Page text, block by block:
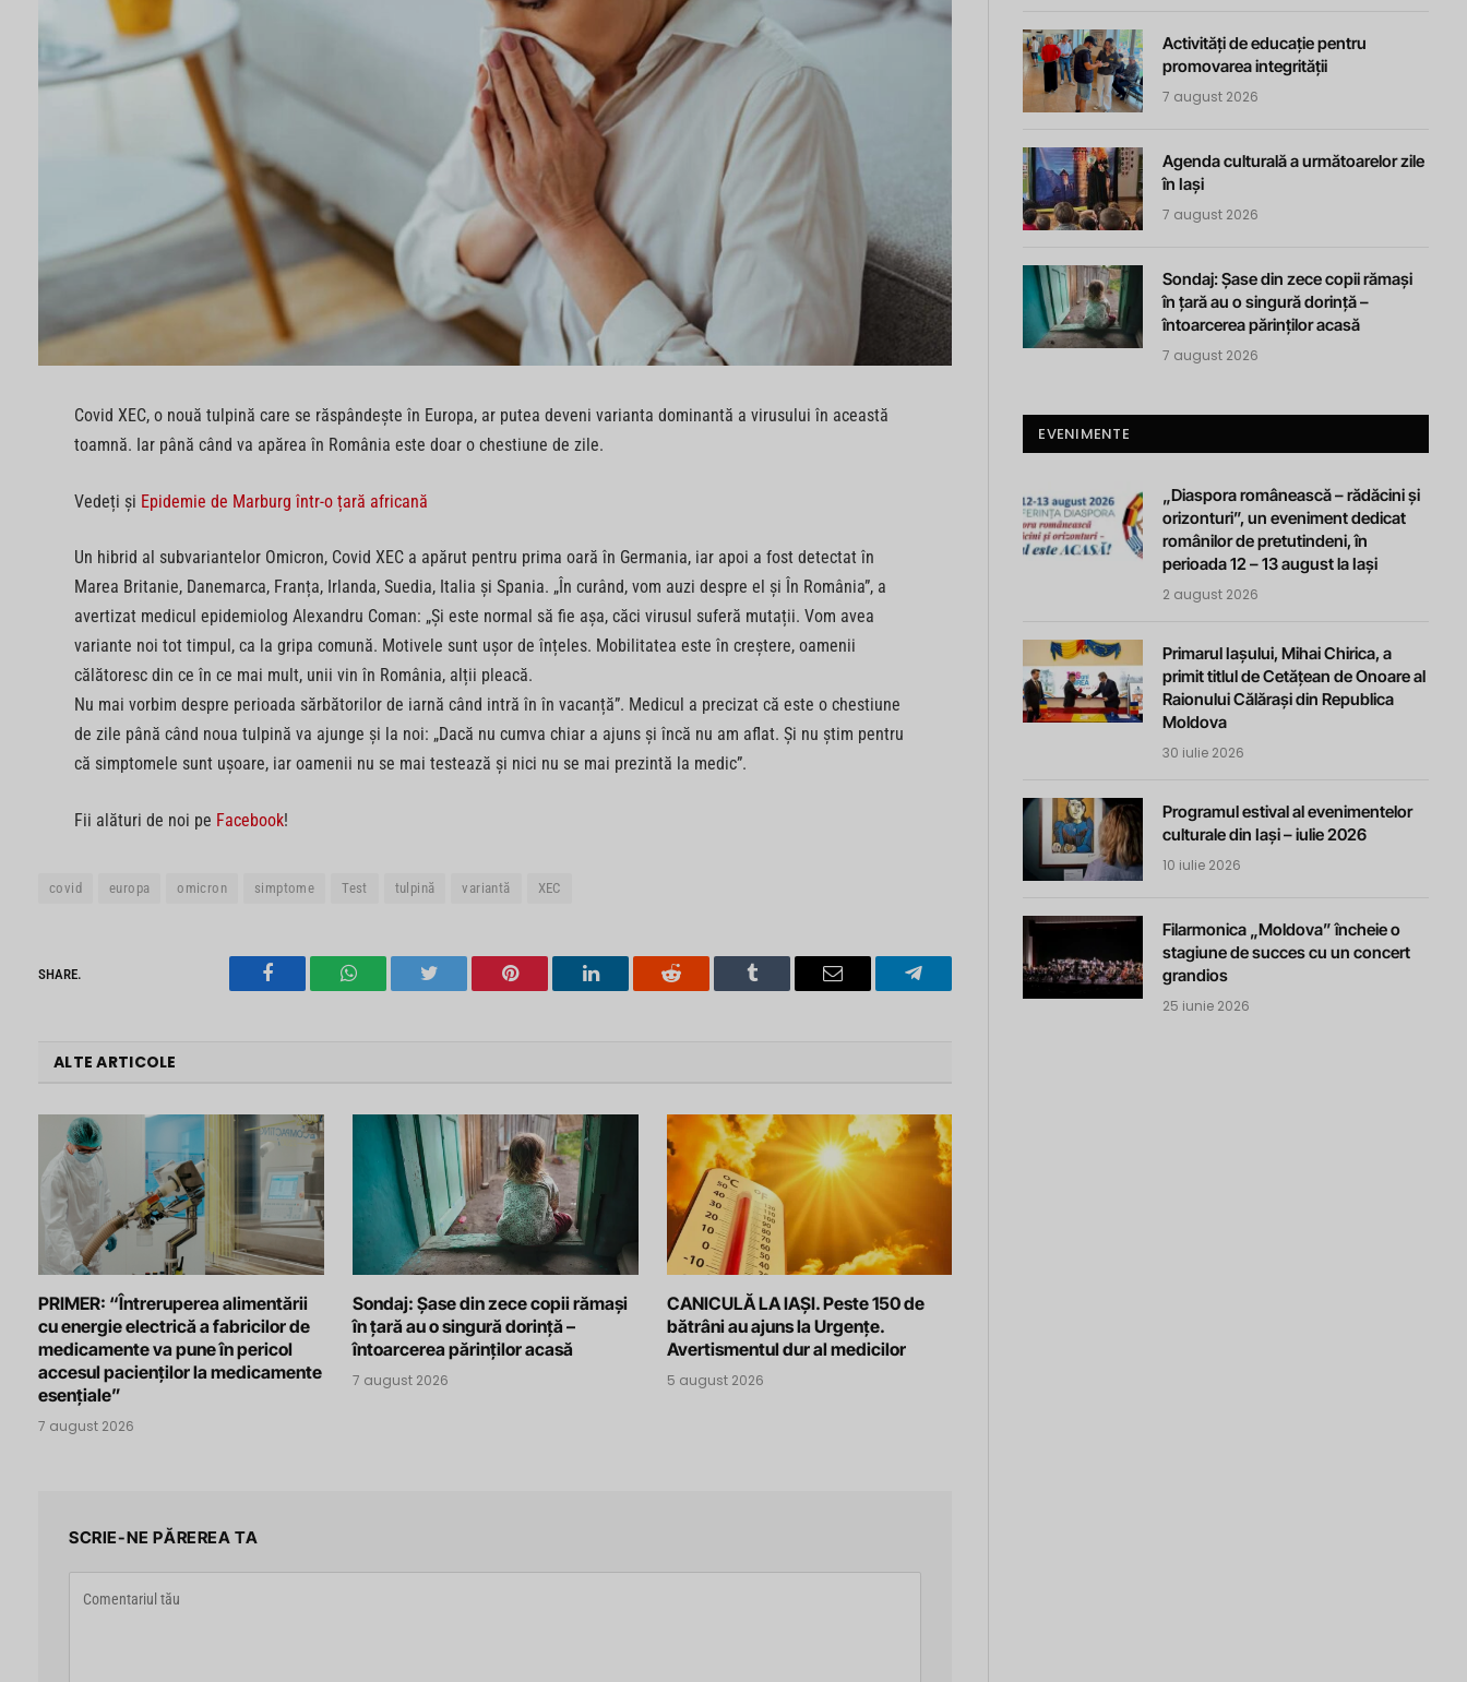
Covid XEC, o nouă tulpină care se răspândește în Europa, ar putea deveni varianta dominantă a virusului în această
toamnă. Iar până când va apărea în România este doar o chestiune de zile.
Vedeți și Epidemie de Marburg într-o țară africană
Un hibrid al subvariantelor Omicron, Covid XEC a apărut pentru prima oară în Germania, iar apoi a fost detectat în
Marea Britanie, Danemarca, Franța, Irlanda, Suedia, Italia și Spania. „În curând, vom auzi despre el și În România”, a
avertizat medicul epidemiolog Alexandru Coman: „Și este normal să fie așa, căci virusul suferă mutații. Vom avea
variante noi tot timpul, ca la gripa comună. Motivele sunt ușor de înțeles. Mobilitatea este în creștere, oamenii
călătoresc din ce în ce mai mult, unii vin în România, alții pleacă.
Nu mai vorbim despre perioada sărbătorilor de iarnă când intră în în vacanță”. Medicul a precizat că este o chestiune
de zile până când noua tulpină va ajunge și la noi: „Dacă nu cumva chiar a ajuns și încă nu am aflat. Și nu știm pentru
că simptomele sunt ușoare, iar oamenii nu se mai testează și nici nu se mai prezintă la medic”.
Fii alături de noi pe Facebook!
covid europa omicron simptome Test tulpină variantă XEC
SHARE.
Facebook WhatsAppTwitter Pinterest LinkedIn Reddit Tumblr Email Telegram
ALTE ARTICOLE
PRIMER: “Întreruperea alimentării
cu energie electrică a fabricilor de
medicamente va pune în pericol
accesul pacienților la medicamente
esențiale”
7 august 2026
Sondaj: Șase din zece copii rămași
în țară au o singură dorință –
întoarcerea părinților acasă
7 august 2026
CANICULĂ LA IAȘI. Peste 150 de
bătrâni au ajuns la Urgențe.
Avertismentul dur al medicilor
5 august 2026
SCRIE-NE PĂREREA TA
Activități de educație pentru
promovarea integrității
7 august 2026
Agenda culturală a următoarelor zile
în Iași
7 august 2026
Sondaj: Șase din zece copii rămași
în țară au o singură dorință –
întoarcerea părinților acasă
7 august 2026
EVENIMENTE
„Diaspora românească – rădăcini și
orizonturi”, un eveniment dedicat
românilor de pretutindeni, în
perioada 12 – 13 august la Iași
2 august 2026
Primarul Iașului, Mihai Chirica, a
primit titlul de Cetățean de Onoare al
Raionului Călărași din Republica
Moldova
30 iulie 2026
Programul estival al evenimentelor
culturale din Iași – iulie 2026
10 iulie 2026
Filarmonica „Moldova” încheie o
stagiune de succes cu un concert
grandios
25 iunie 2026